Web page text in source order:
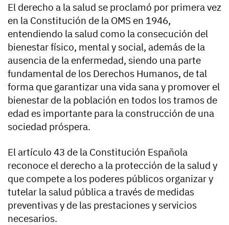
El derecho a la salud se proclamó por primera vez
en la Constitución de la OMS en 1946,
entendiendo la salud como la consecución del
bienestar físico, mental y social, además de la
ausencia de la enfermedad, siendo una parte
fundamental de los Derechos Humanos, de tal
forma que garantizar una vida sana y promover el
bienestar de la población en todos los tramos de
edad es importante para la construcción de una
sociedad próspera.
El artículo 43 de la Constitución Española
reconoce el derecho a la protección de la salud y
que compete a los poderes públicos organizar y
tutelar la salud pública a través de medidas
preventivas y de las prestaciones y servicios
necesarios.